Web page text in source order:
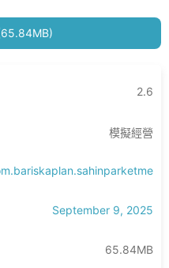
2.6
模擬經營
September 9, 2025
65.84MB